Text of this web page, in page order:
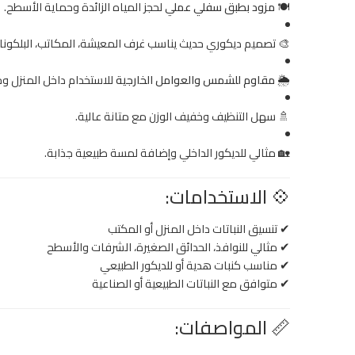
🍽️مزود بطبق سفلي عمليلحجز المياه الزائدة وحماية الأسطح.
🎨 تصميم ديكوري حديث يناسب غرف المعيشة، المكاتب،
🌦مقاوم للشمس والعوامل الخارجيةللاستخدام داخل المنزل
🚿 سهل التنظيف وخفيف الوزن مع متانة عالية.
🏡 مثالي للديكور الداخلي وإضافة لمسة طبيعية جذابة.
💠 الاستخدامات:
✔ تنسيق النباتات داخل المنزل أو المكتب
✔ مثالي للنوافذ، الحدائق الصغيرة، الشرفات والأسطح
✔ مناسب كنبات هدية أو للديكور الطبيعي
✔ متوافق مع النباتات الطبيعية أو الصناعية
📏 المواصفات: